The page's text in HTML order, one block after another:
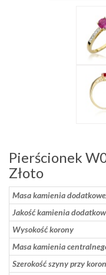
Pierścionek
Złoto
Masa kamienia
Jakość kamienia
Wysokość korony
Masa kamienia
Szerokość szyny przy